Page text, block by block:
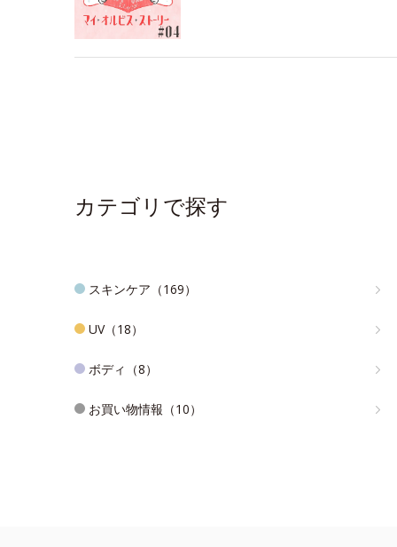
カテゴリで探す
スキンケア（169）
UV（18）
ボディ（8）
お買い物情報（10）